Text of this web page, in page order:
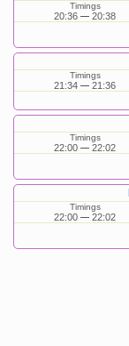
Timings
20:36 20:38
Timings
21:34 21:36
Timings
22:00 22:02
Timings
22:00 22:02